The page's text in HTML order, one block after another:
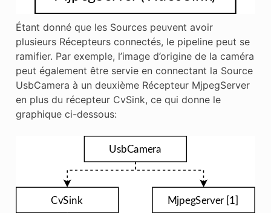
Étant donné que les Sources peuvent avoir
plusieurs Récepteurs connectés, le pipeline peut se
ramifier. Par exemple, l’image d’origine de la caméra
peut également être servie en connectant la Source
UsbCamera à un deuxième Récepteur MjpegServer
en plus du récepteur CvSink, ce qui donne le
graphique ci-dessous: